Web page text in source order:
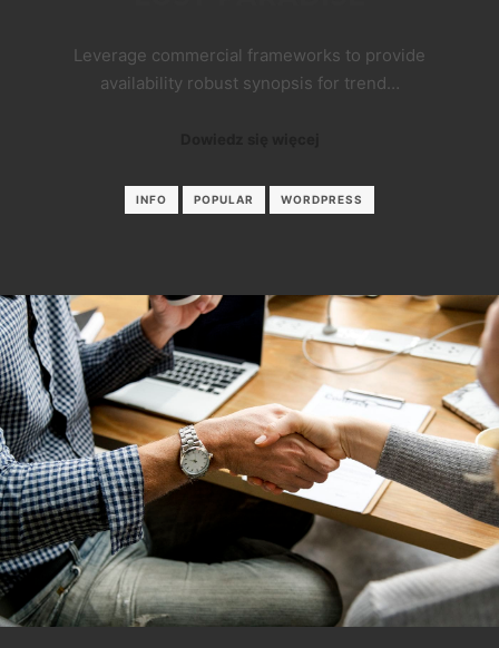
Leverage commercial frameworks to provide
availability robust synopsis for trend…
INFO POPULAR WORDPRESS